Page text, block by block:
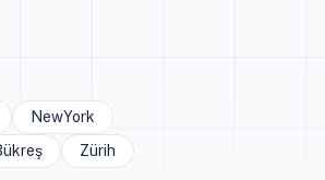
NewYork
Zürih